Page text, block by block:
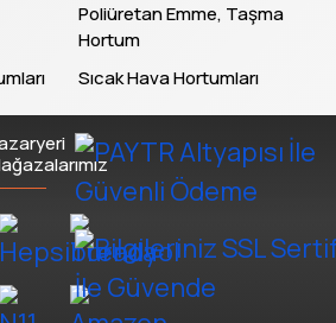
Poliüretan Emme, Taşma
Hortum
Sıcak Hava Hortumları